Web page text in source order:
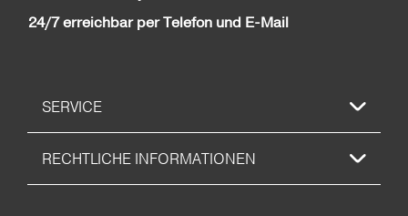
24/7 erreichbar per Telefon und E-Mail
SERVICE
RECHTLICHE INFORMATIONEN